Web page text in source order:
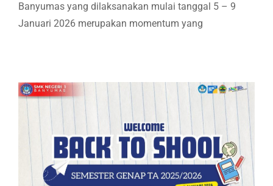
Banyumas yang dilaksanakan mulai tanggal 5 – 9
Januari 2026 merupakan momentum yang